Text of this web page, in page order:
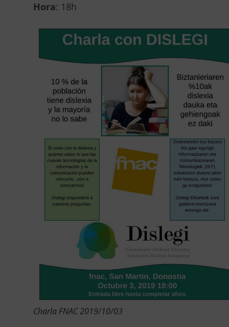
Hora: 18h
Charla FNAC 2019/10/03